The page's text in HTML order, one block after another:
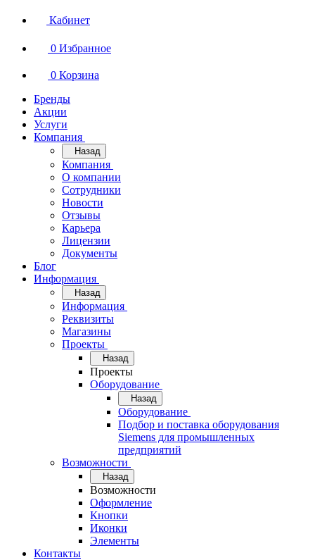
Кабинет
0 Избранное
0 Корзина
Бренды
Акции
Услуги
Компания
Назад
Компания
О компании
Сотрудники
Новости
Отзывы
Карьера
Лицензии
Документы
Блог
Информация
Назад
Информация
Реквизиты
Магазины
Проекты
Назад
Проекты
Оборудование
Назад
Оборудование
Подбор и поставка оборудования
Siemens для промышленных
предприятий
Возможности
Назад
Возможности
Оформление
Кнопки
Иконки
Элементы
Контакты